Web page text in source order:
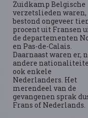
Zuidkamp Belgische
verzetslieden waren,
bestond ongeveer
procent uit Fransen
de departementen
en Pas-de-Calais.
Daarnaast waren er,
andere
ook enkele
Nederlanders. Het
merendeel van de
gevangenen sprak
Frans of Nederlands.